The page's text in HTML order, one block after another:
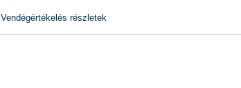
Vendégértékelés részletek